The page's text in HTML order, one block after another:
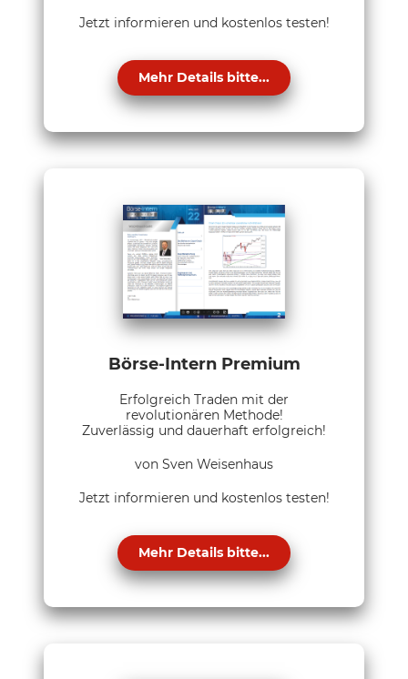
Jetzt informieren und kostenlos testen!
Mehr Details bitte...
Börse-Intern Premium
Erfolgreich Traden mit der
revolutionären Methode!
Zuverlässig und dauerhaft erfolgreich!
von Sven Weisenhaus
Jetzt informieren und kostenlos testen!
Mehr Details bitte...